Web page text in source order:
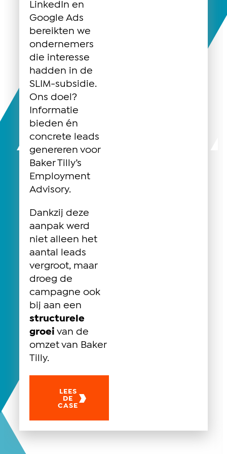
LinkedIn en
Google Ads
bereikten we
ondernemers
die interesse
hadden in de
SLIM-subsidie.
Ons doel?
Informatie
bieden én
concrete leads
genereren voor
Baker Tilly’s
Employment
Advisory.
Dankzij deze
aanpak werd
niet alleen het
aantal leads
vergroot, maar
droeg de
campagne ook
bij aan een
structurele
groei van de
omzet van Baker
Tilly.
LEES
DE
CASE